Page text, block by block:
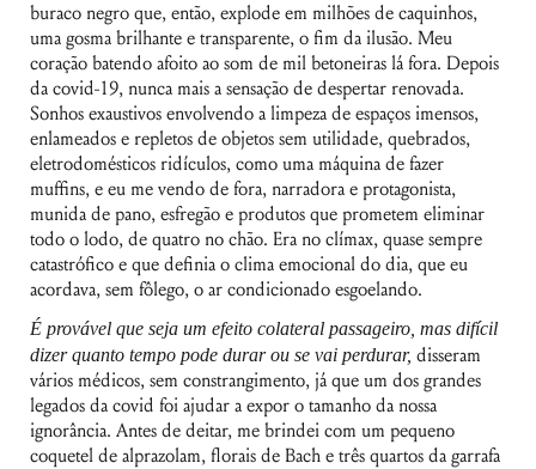
buraco negro que, então, explode em milhões de caquinhos,
uma gosma brilhante e transparente, o fim da ilusão. Meu
coração batendo afoito ao som de mil betoneiras lá fora. Depois
da covid-19, nunca mais a sensação de despertar renovada.
Sonhos exaustivos envolvendo a limpeza de espaços imensos,
enlameados e repletos de objetos sem utilidade, quebrados,
eletrodomésticos ridículos, como uma máquina de fazer
muffins, e eu me vendo de fora, narradora e protagonista,
munida de pano, esfregão e produtos que prometem eliminar
todo o lodo, de quatro no chão. Era no clímax, quase sempre
catastrófico e que definia o clima emocional do dia, que eu
acordava, sem fôlego, o ar condicionado esgoelando.
É provável que seja um efeito colateral passageiro, mas difícil
dizer quanto tempo pode durar ou se vai perdurar,disseram
vários médicos, sem constrangimento, já que um dos grandes
legados da covid foi ajudar a expor o tamanho da nossa
ignorância. Antes de deitar, me brindei com um pequeno
coquetel de alprazolam, florais de Bach e três quartos da garrafa